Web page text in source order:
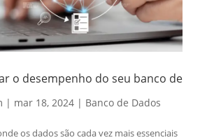
o desempenho do seu banco de
| mar 18, 2024| Banco de Dados
os dados são cada vez mais essenciais